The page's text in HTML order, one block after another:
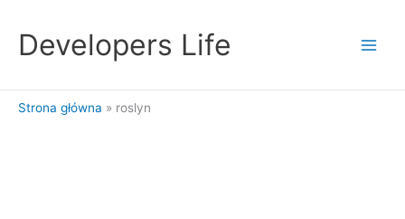
treściDevelopers Life
Strona główna roslyn